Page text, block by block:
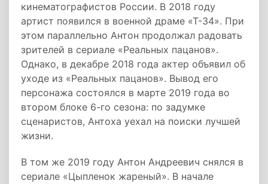
кинематографистов России. В 2018 году
артист появился в военной драме «Т-34». При
этом параллельно Антон продолжал радовать
зрителей в сериале «Реальных пацанов».
Однако, в декабре 2018 года актер объявил об
уходе из «Реальных пацанов». Вывод его
персонажа состоялся в марте 2019 года во
втором блоке 6-го сезона: по задумке
сценаристов, Антоха уехал на поиски лучшей
жизни.
В том же 2019 году Антон Андреевич снялся в
сериале «Цыпленок жареный». В начале